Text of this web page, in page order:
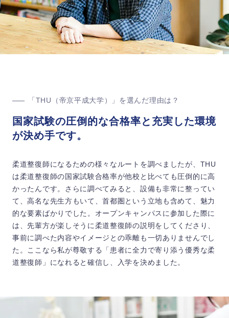
「THU（帝京平成大学）」を選んだ理由は？
国家試験の圧倒的な合格率と充実した環境
が決め手です。
柔道整復師になるための様々なルートを調べましたが、THU
は柔道整復師の国家試験合格率が他校と比べても圧倒的に高
かったんです。さらに調べてみると、設備も非常に整ってい
て、高名な先生方もいて、首都圏という立地も含めて、魅力
的な要素ばかりでした。オープンキャンパスに参加した際に
は、先輩方が楽しそうに柔道整復師の説明をしてくださり、
事前に調べた内容やイメージとの乖離も一切ありませんでし
た。ここなら私が尊敬する「患者に全力で寄り添う優秀な柔
道整復師」になれると確信し、入学を決めました。